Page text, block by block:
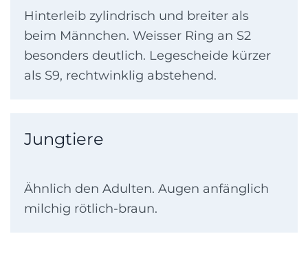
Hinterleib zylindrisch und breiter als
beim Männchen. Weisser Ring an S2
besonders deutlich. Legescheide kürzer
als S9, rechtwinklig abstehend.
Jungtiere
Ähnlich den Adulten. Augen anfänglich
milchig rötlich-braun.